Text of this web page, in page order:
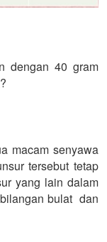
dengan 40 gram
macam senyawa
tersebut tetap
yang lain dalam
bulat dan